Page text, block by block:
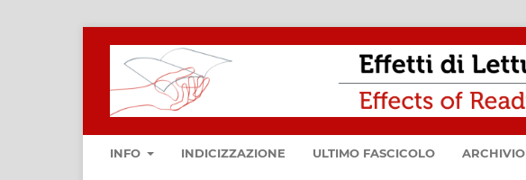
INFO INDICIZZAZIONE ULTIMO FASCICOLO ARCHIVIO